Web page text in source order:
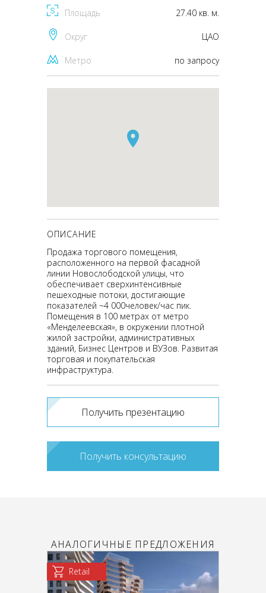
Площадь 27.40 кв. м.
Округ ЦАО
Метро по запросу
ОПИСАНИЕ
Продажа торгового помещения,
расположенного на первой фасадной
линии Новослободской улицы, что
обеспечивает сверхинтенсивные
пешеходные потоки, достигающие
показателей ~4 000человек/час пик.
Помещения в 100 метрах от метро
«Менделеевская», в окружении плотной
жилой застройки, административных
зданий, Бизнес Центров и ВУЗов. Развитая
торговая и покупательская
инфраструктура.
Получить презентацию
Получить консультацию
АНАЛОГИЧНЫЕ ПРЕДЛОЖЕНИЯ
Retail